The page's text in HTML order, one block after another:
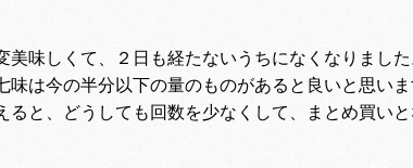
美味しくて、２日も経たないうちになくなりまし
味は今の半分以下の量のものがあると良いと思い
ると、どうしても回数を少なくして、まとめ買いと